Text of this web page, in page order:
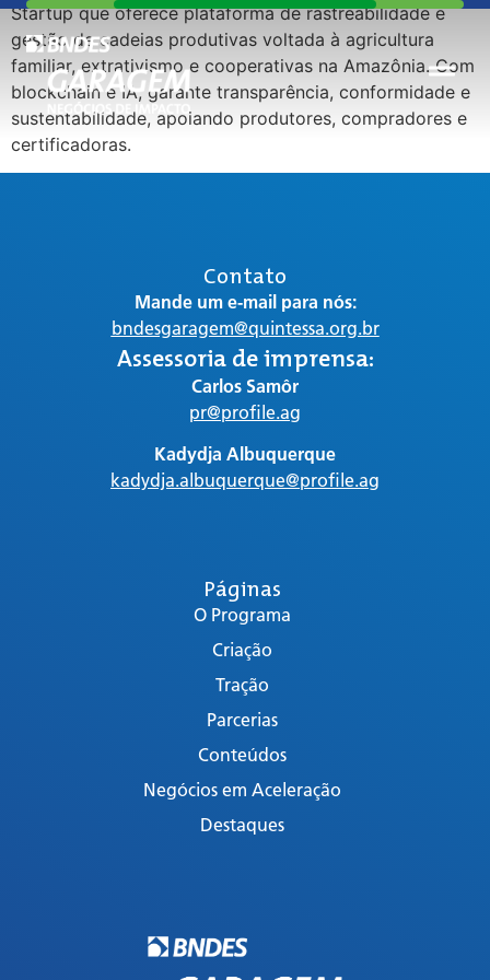
Startup que oferece plataforma de rastreabilidade e
gestão de cadeias produtivas voltada à agricultura
familiar, extrativismo e cooperativas na Amazônia. Com
blockchain e IA, garante transparência, conformidade e
sustentabilidade, apoiando produtores, compradores e
certificadoras.
Páginas
O Programa
Criação
Tração
Parcerias
Conteúdos
Negócios em Aceleração
Destaques
Contato
Mande um e-mail para nós:
bndesgaragem@quintessa.org.br
Assessoria de imprensa:
Carlos Samôr
pr@profile.ag
Kadydja Albuquerque
kadydja.albuquerque@profile.ag